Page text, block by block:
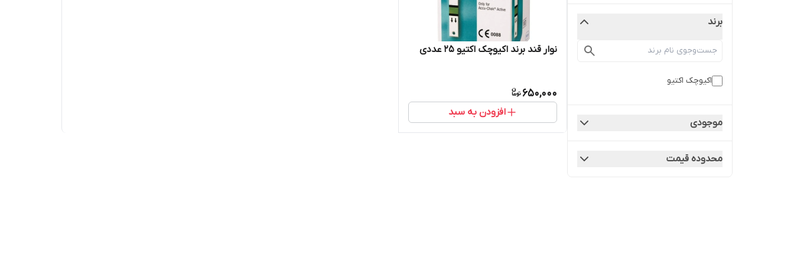
برند
اکیوچک اکتیو
موجودی
محدوده قیمت
نوار قند برند اکیوچک اکتیو 25 عددی
650,000
افزودن به سبد